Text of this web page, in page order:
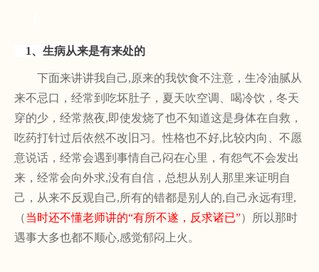
1、生病从来是有来处的
下面来讲讲我自己,原来的我饮食不注意，生冷油腻从
来不忌口，经常到吃坏肚子，夏天吹空调、喝冷饮，冬天
穿的少，经常熬夜,即使发烧了也不知道这是身体在自救，
吃药打针过后依然不改旧习。性格也不好,比较内向、不愿
意说话，经常会遇到事情自己闷在心里，有怨气不会发出
来，经常会向外求,没有自信，总想从别人那里来证明自
己，从来不反观自己,所有的错都是别人的,自己永远有理,
（当时还不懂老师讲的“有所不遂，反求诸已”）所以那时
遇事大多也都不顺心,感觉郁闷上火。